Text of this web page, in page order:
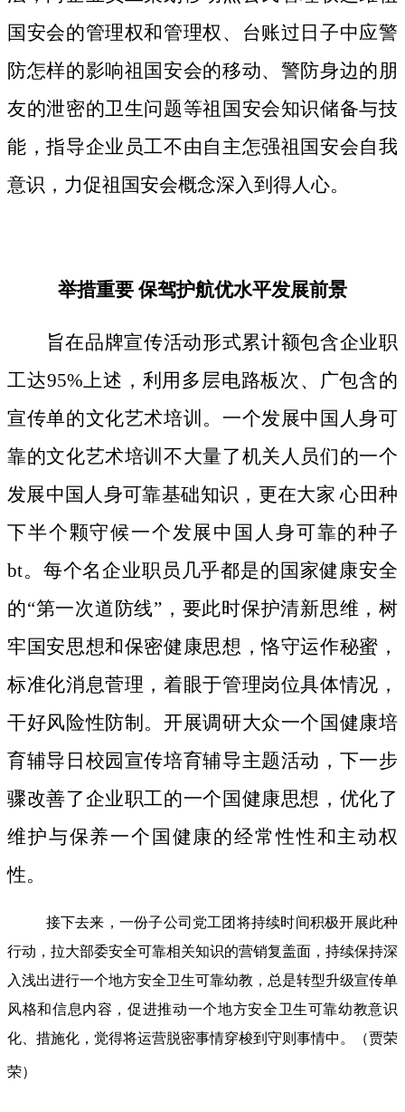
国安会的管理权和管理权、台账过日子中应警
防怎样的影响祖国安会的移动、警防身边的朋
友的泄密的卫生问题等祖国安会知识储备与技
能，指导企业员工不由自主怎强祖国安会自我
意识，力促祖国安会概念深入到得人心。
举措重要 保驾护航优水平发展前景
旨在品牌宣传活动形式累计额包含企业职
工达95%上述，利用多层电路板次、广包含的
宣传单的文化艺术培训。一个发展中国人身可
靠的文化艺术培训不大量了机关人员们的一个
发展中国人身可靠基础知识，更在大家 心田种
下半个颗守候一个发展中国人身可靠的种子
bt。 每个名企业职员几乎都是的国家健康安全
的“第一次道防线”，要此时保护清新思维，树
牢国安思想和保密健康思想，恪守运作秘蜜，
标准化消息菅理，着眼于管理岗位具体情况，
干好风险性防制。开展调研大众一个国健康培
育辅导日校园宣传培育辅导主题活动，下一步
骤改善了企业职工的一个国健康思想，优化了
维护与保养一个国健康的经常性性和主动权
性。
接下去来，一份子公司党工团将持续时间积极开展此种
行动，拉大部委安全可靠相关知识的营销复盖面，持续保持深
入浅出进行一个地方安全卫生可靠幼教，总是转型升级宣传单
风格和信息内容，促进推动一个地方安全卫生可靠幼教意识
化、措施化，觉得将运营脱密事情穿梭到守则事情中。（贾荣
荣）